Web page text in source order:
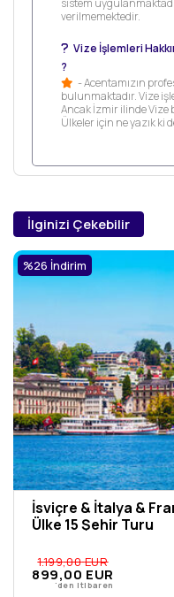
sistem
verilmemektedir.
Vize İşlemleri
?
- Acentamızın
bulunmaktadır. Vize
Ancak İzmir ilinde
Ülkeler için ne yazık ki
İlginizi Çekebilir
%26 İndirim
İsviçre & İtalya &
Ülke 15 Şehir Turu
1.199,00 EUR
899,00 EUR
'den itibaren